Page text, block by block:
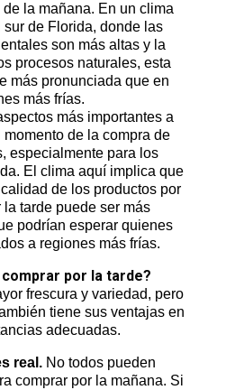
la mañana. En un clima
de Florida, donde las
son más altas y la
procesos naturales, esta
más pronunciada que en
más frías.
más importantes a
de la compra de
especialmente para los
El clima aquí implica que
de los productos por
la tarde puede ser más
podrían esperar quienes
a regiones más frías.
comprar por la tarde?
frescura y variedad, pero
tiene sus ventajas en
adecuadas.
real. No todos pueden
comprar por la mañana. Si